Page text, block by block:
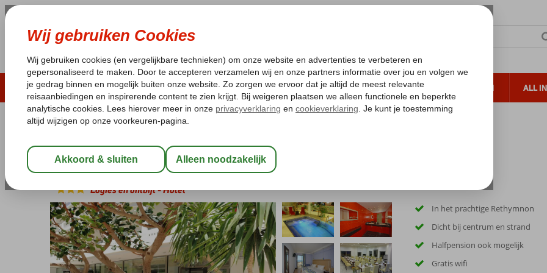
ZOMER 2026 LAST MINUTES WINTERZON ZONVAKANTIES VERRE REIZEN ALL
Laagsteprijsgarantie* Geen fueltoeslag Gratis annuleren*
Home
Griekenland Kreta Rethymnon Olympic Palladium
Olympic Palladium
Logies en ontbijt-Hotel
In het prachtige Rethymnon
Dicht bij centrum en strand
Halfpension ook mogelijk
Gratis wifi